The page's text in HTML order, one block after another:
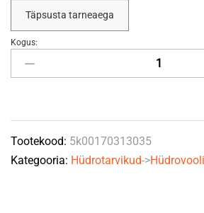
Täpsusta tarneaega
OR
31,34
NBR70
quantity
Kogus:
Tootekood: 5k00170313035
Kategooria: Hüdrotarvikud->